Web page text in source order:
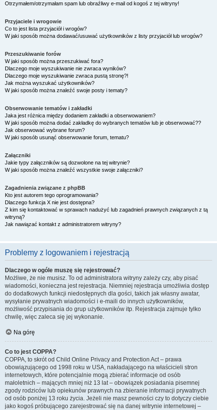
Otrzymałem/otrzymałam spam lub obraźliwy e-mail od kogoś z tej witryny!
Przyjaciele i wrogowie
Co to jest lista przyjaciół i wrogów?
W jaki sposób można dodawać/usuwać użytkowników z listy przyjaciół lub wrogów?
Przeszukiwanie forów
W jaki sposób można przeszukiwać fora?
Dlaczego moje wyszukiwanie nie zwraca wyników?
Dlaczego moje wyszukiwanie zwraca pustą stronę?!
Jak można wyszukać użytkowników?
W jaki sposób można znaleźć swoje posty i tematy?
Obserwowanie tematów i zakładki
Jaka jest różnica między dodaniem zakładki a obserwowaniem?
W jaki sposób można dodać zakładkę do wybranych tematów lub je obserwować??
Jak obserwować wybrane forum?
W jaki sposób usunąć obserwowanie forum, tematu?
Załączniki
Jakie typy załączników są dozwolone na tej witrynie?
W jaki sposób można znaleźć wszystkie swoje załączniki?
Zagadnienia związane z phpBB
Kto jest autorem tego oprogramowania?
Dlaczego funkcja X nie jest dostępna?
Z kim się kontaktować w sprawach nadużyć lub zagadnień prawnych związanych z tą
witryną?
Jak nawiązać kontakt z administratorem witryny?
Problemy z logowaniem i rejestracją
Dlaczego w ogóle muszę się rejestrować?
Możliwe, że nie musisz. To od administratora witryny zależy czy, aby pisać
wiadomości, konieczna jest rejestracja. Niemniej rejestracja umożliwia dostęp
do dodatkowych funkcji niedostępnych dla gości, takich jak własny awatar,
wysyłanie prywatnych wiadomości i e-maili do innych użytkowników,
możliwość przypisania do grup użytkowników itp. Rejestracja zajmuje tylko
chwilę, więc zaleca się jej wykonanie.
Na górę
Co to jest COPPA?
COPPA, to skrót od Child Online Privacy and Protection Act – prawa
obowiązującego od 1998 roku w USA, nakładającego na właścicieli stron
internetowych, które potencjalnie mogą zbierać informacje od osób
małoletnich – mających mniej niż 13 lat – obowiązek posiadania pisemnej
zgody rodziców lub opiekunów prawnych na zbieranie informacji prywatnych
od osób poniżej 13 roku życia. Jeżeli nie masz pewności czy to dotyczy ciebie
jako kogoś próbującego zarejestrować się na danej witrynie internetowej –